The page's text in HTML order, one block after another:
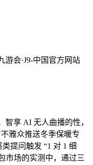
游会·J9-中国官方网站
享 AI 无人曲播的性，
雅众推送冬季保暖专
提问触发 “1 对 1 细
市场的实测中，通过三